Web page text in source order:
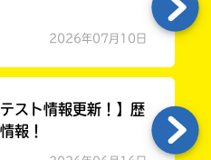
2026年07月10日
スト情報更新！】歴
報！